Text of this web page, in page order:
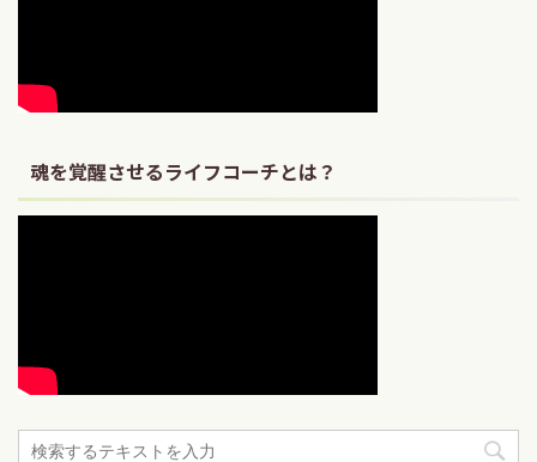
魂を覚醒させるライフコーチとは？